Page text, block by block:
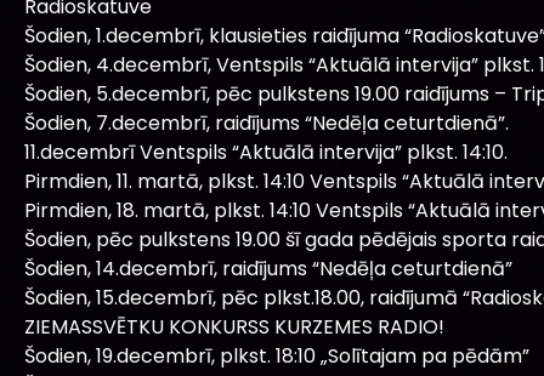
Radioskatuve
Šodien, 1.decembrī, klausieties raidījuma
Šodien, 4.decembrī, Ventspils “Aktuālā intervija” plkst.
Šodien, 5.decembrī, pēc pulkstens 19.00 raidījums –
Šodien, 7.decembrī, raidījums “Nedēļa ceturtdienā”.
11.decembrī Ventspils “Aktuālā intervija” plkst. 14:10.
Pirmdien, 11. martā, plkst. 14:10 Ventspils “Aktuālā
Pirmdien, 18. martā, plkst. 14:10 Ventspils “Aktuālā
Šodien, pēc pulkstens 19.00 šī gada pēdējais sporta
Šodien, 14.decembrī, raidījums “Nedēļa ceturtdienā”
Šodien, 15.decembrī, pēc plkst.18.00, raidījumā
ZIEMASSVĒTKU KONKURSS KURZEMES RADIO!
Šodien, 19.decembrī, plkst. 18:10 „Solītajam pa pēdām”